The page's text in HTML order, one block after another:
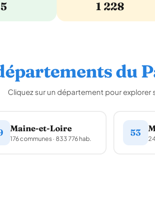
5 1 228
du
Cliquez sur un département pour explorer
Maine-et-Loire
176 communes · 833 776 hab.
53